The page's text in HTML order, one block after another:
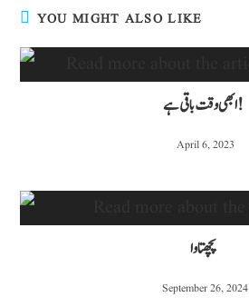
YOU MIGHT ALSO LIKE
ابھی وقت باقی ہے!
April 6, 2023
پچھتاوا
September 26, 2024